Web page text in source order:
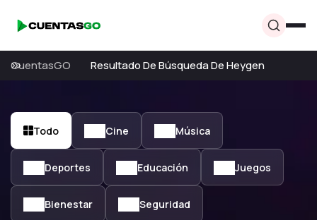
CuentasGO Resultado De Búsqueda De Heygen
Todo Cine Música
Deportes Educación Juegos
Bienestar Seguridad